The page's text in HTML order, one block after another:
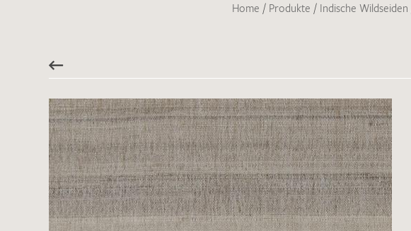
Home / Produkte / Indische Wildseiden